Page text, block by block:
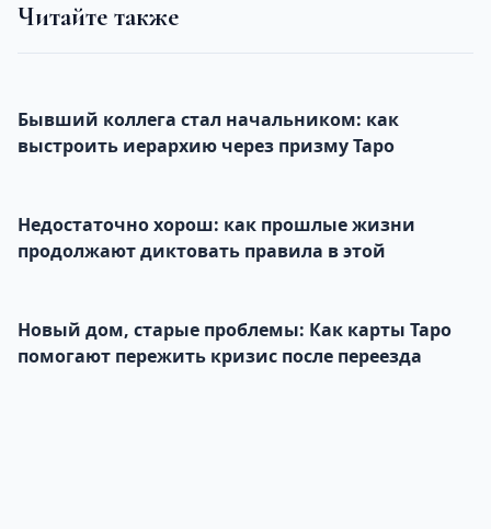
Читайте также
Бывший коллега стал начальником: как
выстроить иерархию через призму Таро
Недостаточно хорош: как прошлые жизни
продолжают диктовать правила в этой
Новый дом, старые проблемы: Как карты Таро
помогают пережить кризис после переезда